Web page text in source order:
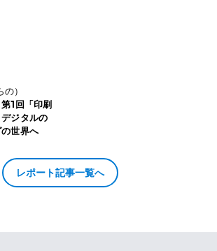
）
1回「印刷
ジタルの
世界へ
レポート記事一覧へ